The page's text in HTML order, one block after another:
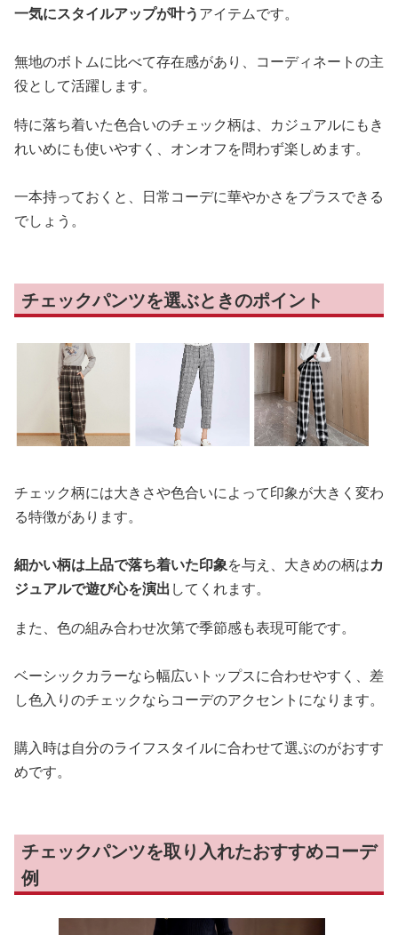
一気にスタイルアップが叶うアイテムです。
無地のボトムに比べて存在感があり、コーディネートの主
役として活躍します。
特に落ち着いた色合いのチェック柄は、カジュアルにもき
れいめにも使いやすく、オンオフを問わず楽しめます。
一本持っておくと、日常コーデに華やかさをプラスできる
でしょう。
チェックパンツを選ぶときのポイント
チェック柄には大きさや色合いによって印象が大きく変わ
る特徴があります。
細かい柄は上品で落ち着いた印象を与え、大きめの柄はカ
ジュアルで遊び心を演出してくれます。
また、色の組み合わせ次第で季節感も表現可能です。
ベーシックカラーなら幅広いトップスに合わせやすく、差
し色入りのチェックならコーデのアクセントになります。
購入時は自分のライフスタイルに合わせて選ぶのがおすす
めです。
チェックパンツを取り入れたおすすめコーデ
例